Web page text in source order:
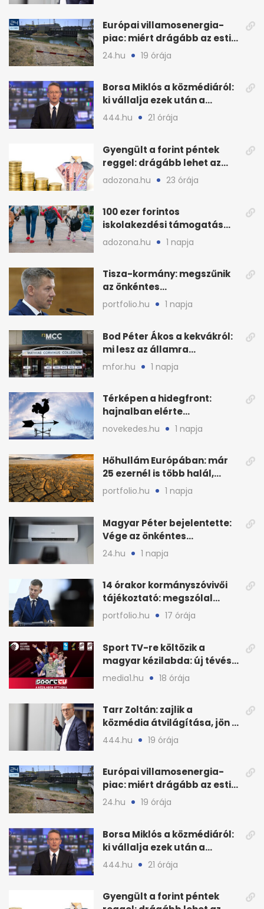
Európai villamosenergia-
piac: miért drágább az esti
áram Magyarországon
24.hu 19 órája
Borsa Miklós a közmédiáról:
ki vállalja ezek után a
munkát?
444.hu 21 órája
Gyengült a forint péntek
reggel: drágább lehet az
euró és a dollár
adozona.hu 23 órája
100 ezer forintos
iskolakezdési támogatás
2026 őszén: adózás,
munkáltatói plusz
adozona.hu 1 napja
Tisza-kormány: megszűnik
az önkéntes
fogyasztáscsökkentés
portfolio.hu 1 napja
Bod Péter Ákos a kekvákról:
mi lesz az államra
visszaszálló vagyonnal?
mfor.hu 1 napja
Térképen a hidegfront:
hajnalban elérte
Magyarország határát
novekedes.hu 1 napja
Hőhullám Európában: már
25 ezernél is több halál,
folytatódhat
portfolio.hu 1 napja
Magyar Péter bejelentette:
Vége az önkéntes
fogyasztáscsökkentésnek
24.hu 1 napja
14 órakor kormányszóvivői
tájékoztató: megszólal
Magyar Péter is
portfolio.hu 17 órája
Sport TV-re költözik a
magyar kézilabda: új tévés
megállapodás
media1.hu 18 órája
Tarr Zoltán: zajlik a
közmédia átvilágítása, jön a
nyilvános véleményezés
444.hu 19 órája
Európai villamosenergia-
piac: miért drágább az esti
áram Magyarországon
24.hu 19 órája
Borsa Miklós a közmédiáról:
ki vállalja ezek után a
munkát?
444.hu 21 órája
Gyengült a forint péntek